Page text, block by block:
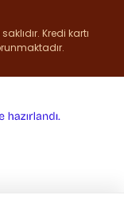
Kredi kartı